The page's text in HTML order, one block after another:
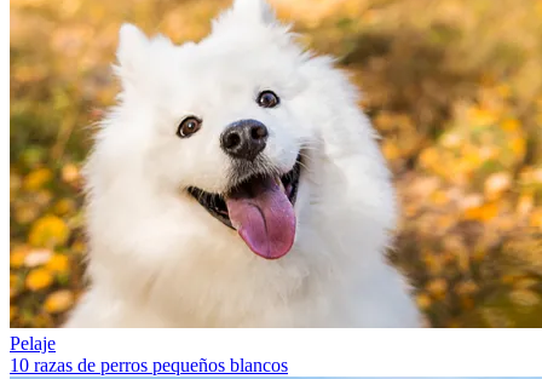
Pelaje
10 razas de perros pequeños blancos